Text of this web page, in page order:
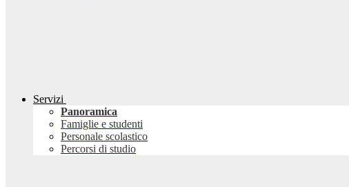
Servizi
Panoramica
Famiglie e studenti
Personale scolastico
Percorsi di studio